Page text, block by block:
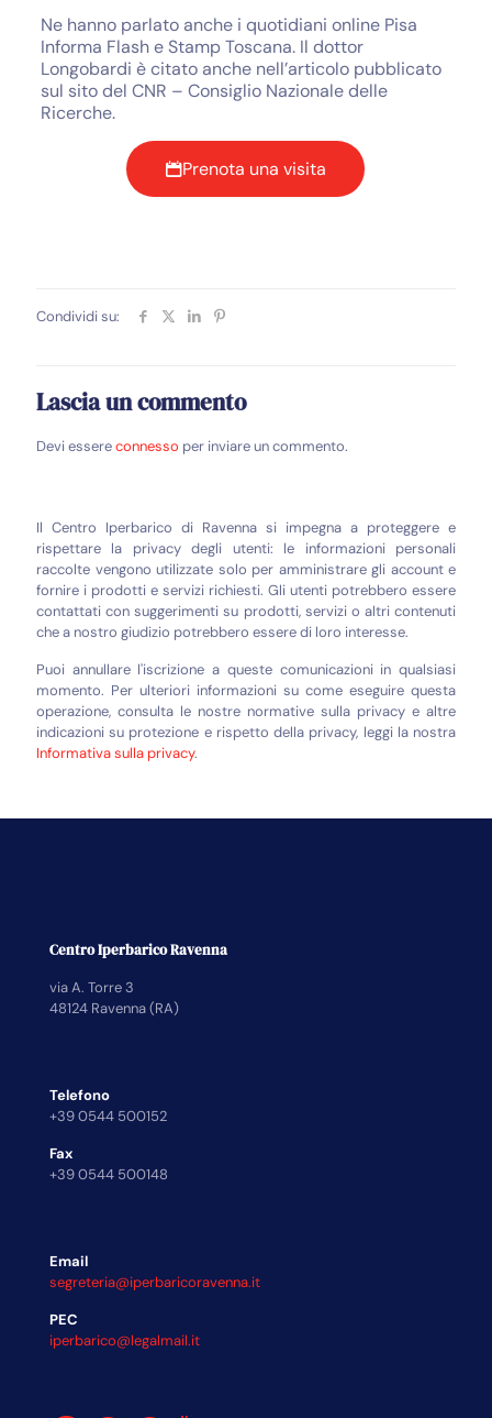
Ne hanno parlato anche i quotidiani online Pisa
Informa Flash e Stamp Toscana. Il dottor
Longobardi è citato anche nell’articolo pubblicato
sul sito del CNR – Consiglio Nazionale delle
Ricerche.
Prenota una visita
Condividi su:
Lascia un commento
Devi essereconnesso per inviare un commento.
Il Centro Iperbarico di Ravenna si impegna a proteggere e
rispettare la privacy degli utenti: le informazioni personali
raccolte vengono utilizzate solo per amministrare gli account e
fornire i prodotti e servizi richiesti. Gli utenti potrebbero essere
contattati con suggerimenti su prodotti, servizi o altri contenuti
che a nostro giudizio potrebbero essere di loro interesse.
Puoi annullare l'iscrizione a queste comunicazioni in qualsiasi
momento. Per ulteriori informazioni su come eseguire questa
operazione, consulta le nostre normative sulla privacy e altre
indicazioni su protezione e rispetto della privacy, leggi la nostra
Informativa sulla privacy.
Centro Iperbarico Ravenna
via A. Torre 3
48124 Ravenna (RA)
Telefono
+39 0544 500152
Fax
+39 0544 500148
Email
segreteria@iperbaricoravenna.it
PEC
iperbarico@legalmail.it